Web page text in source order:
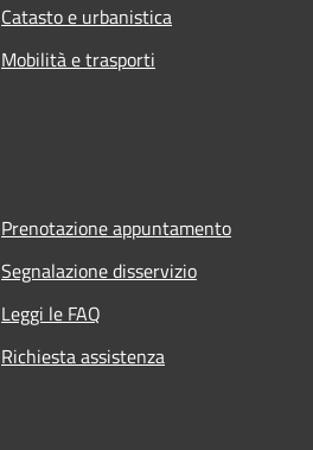
Catasto e urbanistica
Mobilità e trasporti
Prenotazione appuntamento
Segnalazione disservizio
Leggi le FAQ
Richiesta assistenza